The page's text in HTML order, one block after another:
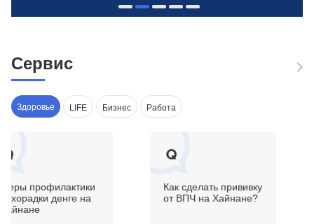
1
2 3 4 5
Сервис
Здоровье LIFE Бизнес Работа
Меры профилактики
лихорадки денге на
Хайнане
Как сделать прививку
от ВПЧ на Хайнане?